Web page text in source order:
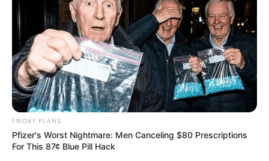
FRIDAY PLANS
Pfizer's Worst Nightmare: Men Canceling $80 Prescriptions
For This 87¢ Blue Pill Hack